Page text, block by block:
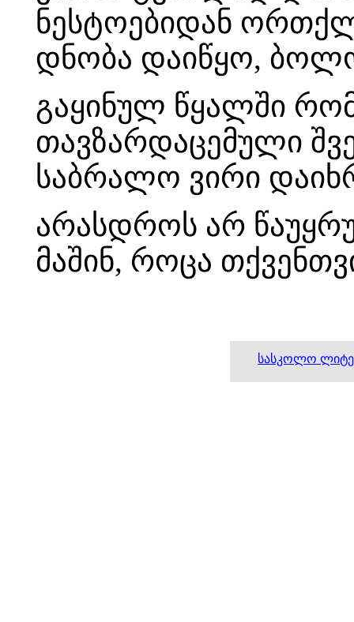
ნესტოებიდან
დნობა დაიწყო,
გაყინულ წყალში
თავზარდაცემული
საბრალო ვირი
არასდროს არ
მაშინ, როცა
სასკოლო